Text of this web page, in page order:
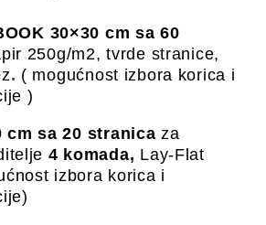
30×30 cm sa 60
250g/m2, tvrde stranice,
. ( mogućnost izbora korica i
)
cm sa 20 stranica za
4 komada, Lay-Flat
izbora korica i